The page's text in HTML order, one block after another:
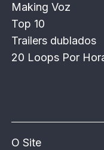
Making Voz
Top 10
Trailers dublados
20 Loops Por
O Site